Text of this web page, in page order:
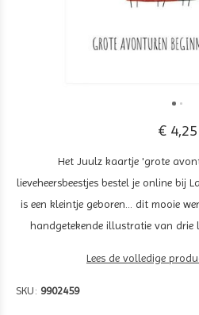
€ 4,25
Het Juulz kaartje 'grote
lieveheersbeestjes bestel je online bij
is een kleintje geboren... dit mooie
handgetekende illustratie van drie
Lees de volledige
SKU: 9902459